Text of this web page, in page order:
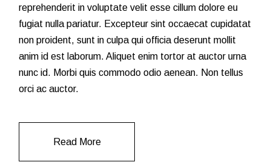
reprehenderit in voluptate velit esse cillum dolore eu
fugiat nulla pariatur. Excepteur sint occaecat cupidatat
non proident, sunt in culpa qui officia deserunt mollit
anim id est laborum. Aliquet enim tortor at auctor urna
nunc id. Morbi quis commodo odio aenean. Non tellus
orci ac auctor.
Read More